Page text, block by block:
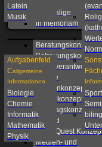
Ehemalige
in memoriam
Beratungskonzept
Betreuungskonzept
Schule
Fahrtenkonzept
Förderkonzept
Ganztagskonzept
Leitbild
Lions Quest
Medien- und
Latein
Musik
Aufgabenfeld
Callgemeine
Informationen
Biologie
Chemie
Informatik
Mathematik
Physik
Sport